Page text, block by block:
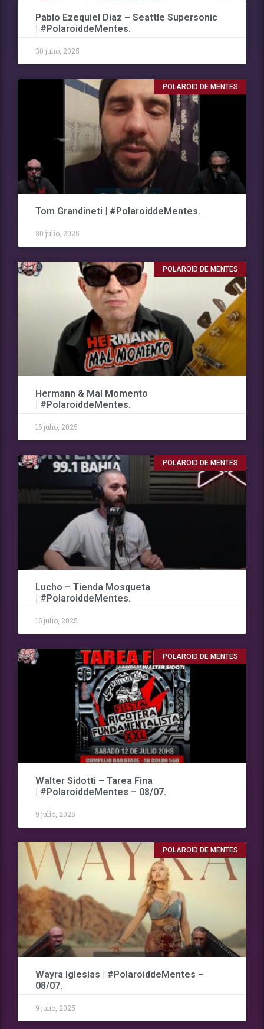
Pablo Ezequiel Diaz – Seattle Supersonic
| #PolaroiddeMentes.
30 julio, 2025
POLAROID DE MENTES
Tom Grandineti | #PolaroiddeMentes.
30 julio, 2025
POLAROID DE MENTES
Hermann & Mal Momento
| #PolaroiddeMentes.
16 julio, 2025
POLAROID DE MENTES
Lucho – Tienda Mosqueta
| #PolaroiddeMentes.
16 julio, 2025
POLAROID DE MENTES
Walter Sidotti – Tarea Fina
| #PolaroiddeMentes – 08/07.
9 julio, 2025
POLAROID DE MENTES
Wayra Iglesias | #PolaroiddeMentes –
08/07.
9 julio, 2025